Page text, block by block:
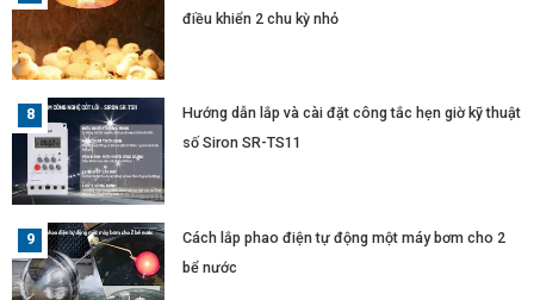
điều khiển 2 chu kỳ nhỏ
Hướng dẫn lắp và cài đặt công tắc hẹn giờ kỹ thuật
số Siron SR-TS11
Cách lắp phao điện tự động một máy bơm cho 2
bể nước